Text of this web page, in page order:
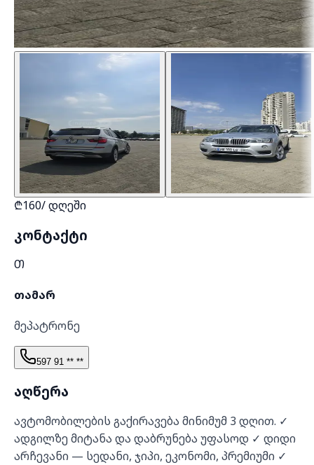
₾160/დღეში
კონტაქტი
Თ
თამარ
მეპატრონე
597 91 ** **
აღწერა
ავტომობილების გაქირავება მინიმუმ 3 დღით. ✓
ადგილზე მიტანა და დაბრუნება უფასოდ ✓ დიდი
არჩევანი — სედანი, ჯიპი, ეკონომი, პრემიუმი ✓